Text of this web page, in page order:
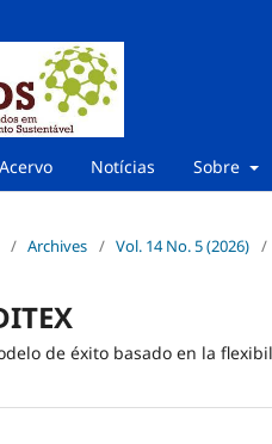
Acervo Notícias Sobre
/ Archives / Vol. 14 No. 5 (2026) /
de éxito basado en la